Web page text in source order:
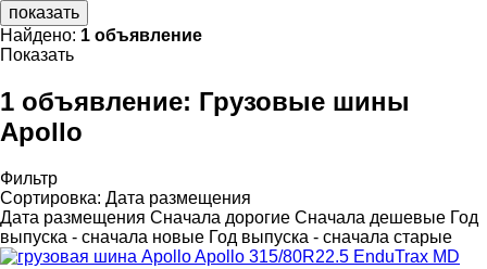
показать
Найдено: 1 объявление
Показать
1 объявление: Грузовые шины
Apollo
Фильтр
Сортировка: Дата размещения
Дата размещения Сначала дорогие Сначала дешевые Год
выпуска - сначала новые Год выпуска - сначала старые